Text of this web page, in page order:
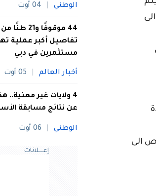
الخاص الى
الوطني 04 أوت
44 موقوفًا
تفاصيل أكبر عملية
مستثمرين في دبي
أخبار العالم 05 أوت
4 ولايات غير
عن نتائج مسابقة
الوطني 06 أوت
إعــــلانات